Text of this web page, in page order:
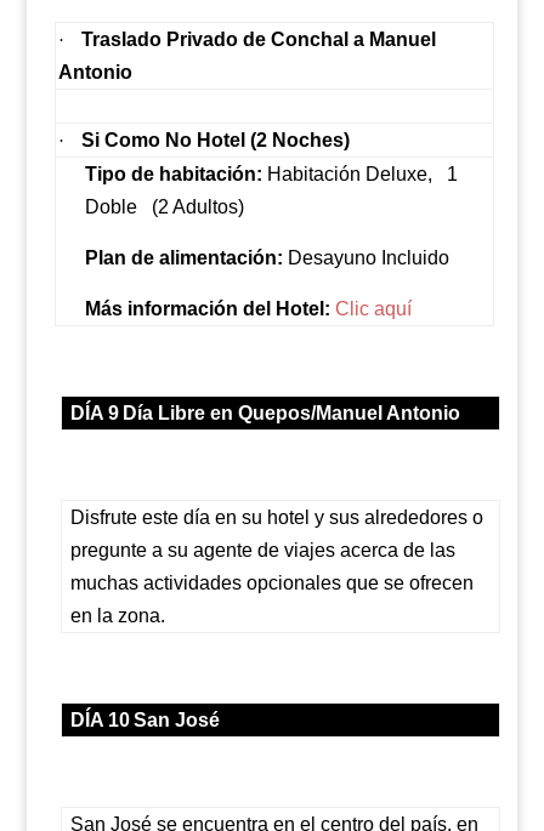
·
Traslado Privado de Conchal a Manuel
Antonio
·
Si Como No Hotel (2 Noches)
Tipo de habitación: Habitación Deluxe,
1
Doble
(2 Adultos)
Plan de alimentación: Desayuno Incluido
Más información del Hotel: Clic aquí
DÍA 9 Día Libre en Quepos/Manuel Antonio
Disfrute este día en su hotel y sus alrededores o
pregunte a su agente de viajes acerca de las
muchas actividades opcionales que se ofrecen
en la zona.
DÍA 10San José
San José se encuentra en el centro del país, en